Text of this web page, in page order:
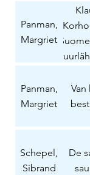
Panman,
Margriet
Panman,
Margriet
Van
Schepel,
Sibrand
De